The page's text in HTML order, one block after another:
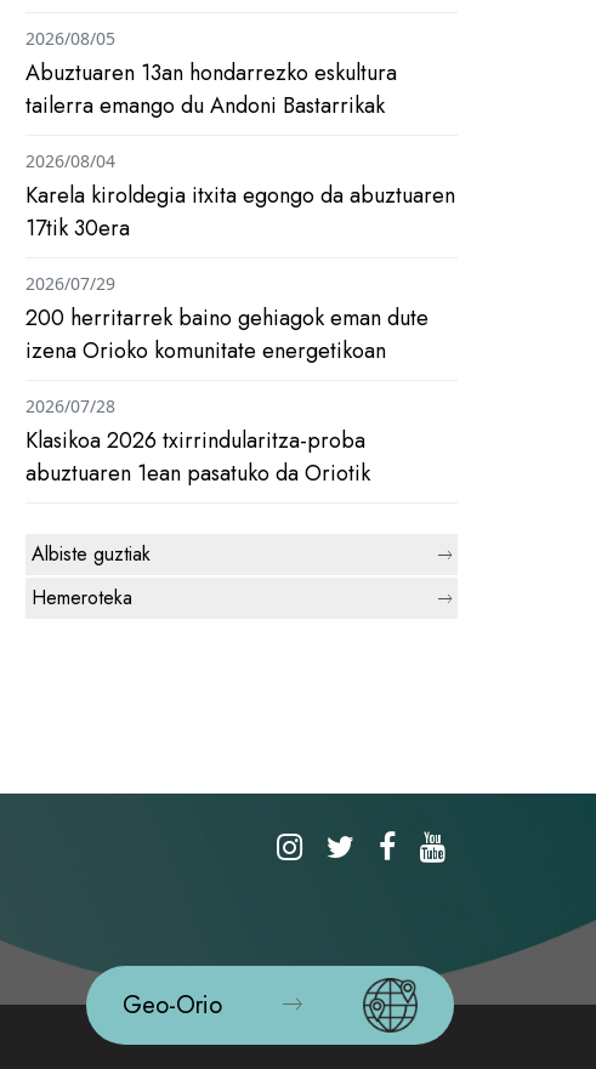
Abuztuaren 13an hondarrezko eskultura
tailerra emango du Andoni Bastarrikak
2026/08/05
Karela kiroldegia itxita egongo da abuztuaren
17tik 30era
2026/08/04
200 herritarrek baino gehiagok eman dute
izena Orioko komunitate energetikoan
2026/07/29
Klasikoa 2026 txirrindularitza-proba
abuztuaren 1ean pasatuko da Oriotik
2026/07/28
Albiste guztiak
Hemeroteka
Geo-Orio